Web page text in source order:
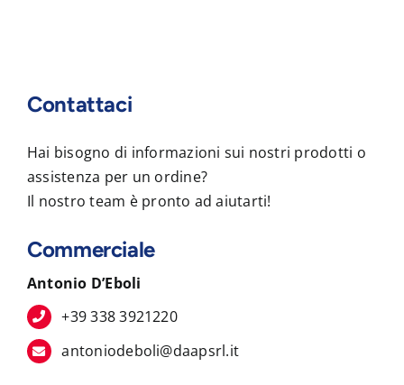
Contattaci
Hai bisogno di informazioni sui nostri prodotti o
assistenza per un ordine?
Il nostro team è pronto ad aiutarti!
Commerciale
Antonio D’Eboli
+39 338 3921220
antoniodeboli@daapsrl.it